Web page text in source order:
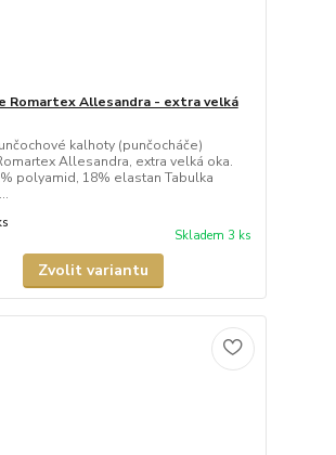
Romartex Allesandra - extra velká
kalhoty (punčocháče)
Allesandra, extra velká oka.
polyamid, 18% elastan Tabulka
Skladem 3 ks
Zvolit variantu